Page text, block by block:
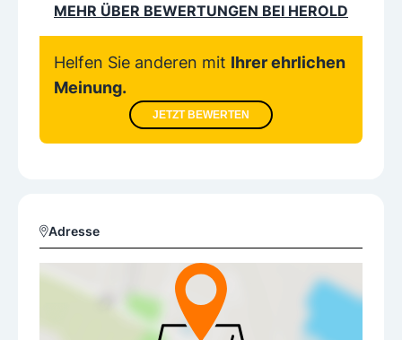
MEHR ÜBER BEWERTUNGEN BEI HEROLD
Helfen Sie anderen mit Ihrer ehrlichen
Meinung.
JETZT BEWERTEN
Adresse